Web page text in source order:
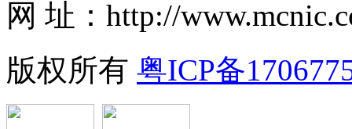
网 址：http://
版权所有 粤ICP备